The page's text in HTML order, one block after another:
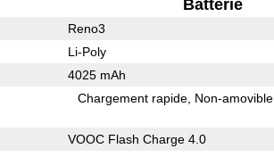
Batterie
Reno3
Li-Poly
4025 mAh
Chargement rapide Non-amovible
VOOC Flash Charge 4.0